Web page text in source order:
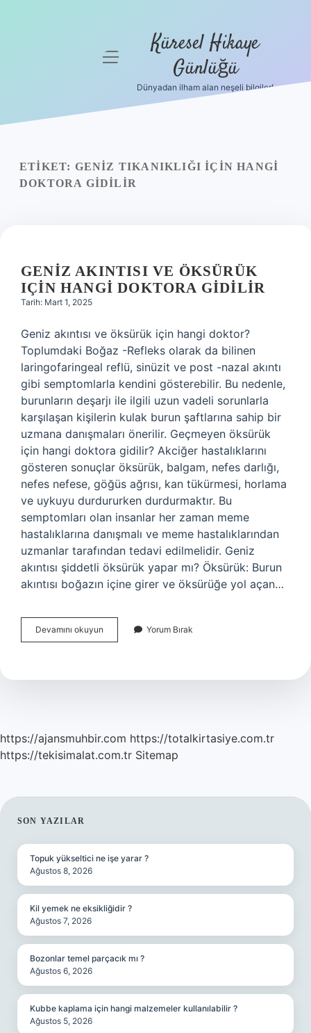
Yasal Uyarı
menüyü
Küresel Hikaye
Günlüğü
Dünyadan ilham alan neşeli bilgiler!
ETIKET: GENIZ TIKANIKLIĞI IÇIN HANGI
DOKTORA GIDILIR
GENIZ AKINTISI VE ÖKSÜRÜK
IÇIN HANGI DOKTORA GIDILIR
Tarih: Mart 1, 2025
Geniz akıntısı ve öksürük için hangi doktor?
Toplumdaki Boğaz -Refleks olarak da bilinen
laringofaringeal reflü, sinüzit ve post -nazal akıntı
gibi semptomlarla kendini gösterebilir. Bu nedenle,
burunların deşarjı ile ilgili uzun vadeli sorunlarla
karşılaşan kişilerin kulak burun şaftlarına sahip bir
uzmana danışmaları önerilir. Geçmeyen öksürük
için hangi doktora gidilir? Akciğer hastalıklarını
gösteren sonuçlar öksürük, balgam, nefes darlığı,
nefes nefese, göğüs ağrısı, kan tükürmesi, horlama
ve uykuyu durdururken durdurmaktır. Bu
semptomları olan insanlar her zaman meme
hastalıklarına danışmalı ve meme hastalıklarından
uzmanlar tarafından tedavi edilmelidir. Geniz
akıntısı şiddetli öksürük yapar mı? Öksürük: Burun
akıntısı boğazın içine girer ve öksürüğe yol açan…
Devamını okuyun
Akıntısı
Için
Yorum Bırak
https://ajansmuhbir.com https://totalkirtasiye.com.tr
https://tekisimalat.com.tr Sitemap
SIDEBAR
SON YAZILAR
Topuk yükseltici ne işe yarar ?
Ağustos 8, 2026
Kil yemek ne eksikliğidir ?
Ağustos 7, 2026
Bozonlar temel parçacık mı ?
Ağustos 6, 2026
Kubbe kaplama için hangi malzemeler kullanılabilir ?
Ağustos 5, 2026